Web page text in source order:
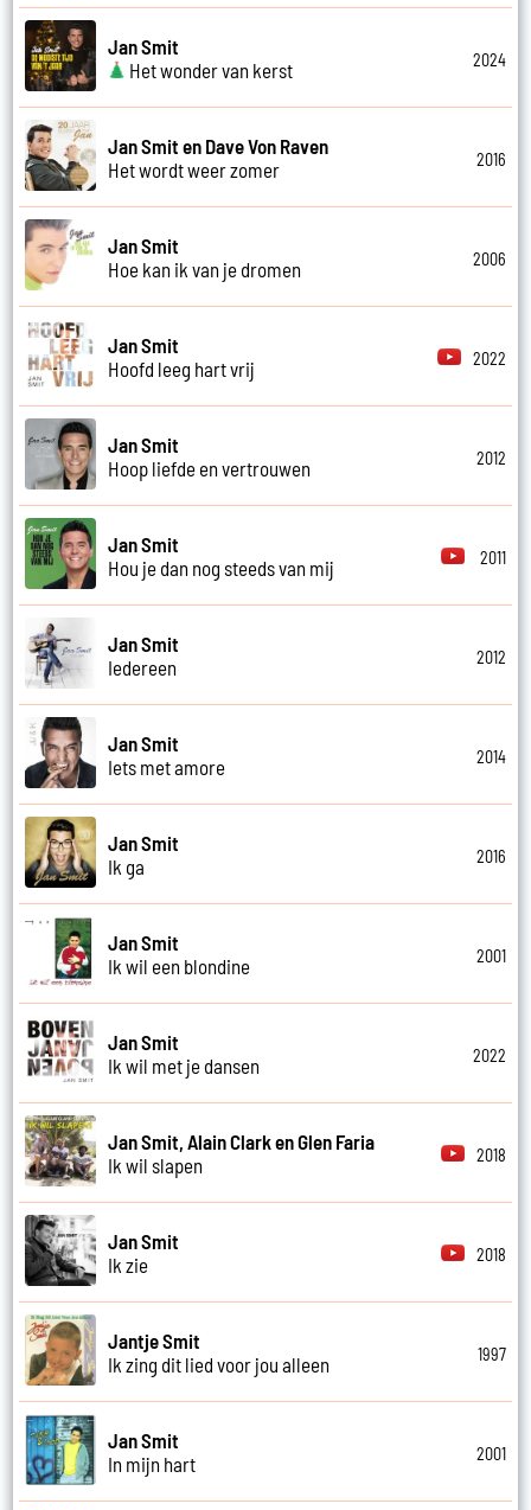
Jan Smit
Het wonder van kerst
2024
Jan Smit en Dave Von Raven
Het wordt weer zomer
2016
Jan Smit
Hoe kan ik van je dromen
2006
Jan Smit
Hoofd leeg hart vrij
2022
Jan Smit
Hoop liefde en vertrouwen
2012
Jan Smit
Hou je dan nog steeds van mij
2011
Jan Smit
Iedereen
2012
Jan Smit
Iets met amore
2014
Jan Smit
Ik ga
2016
Jan Smit
Ik wil een blondine
2001
Jan Smit
Ik wil met je dansen
2022
Jan Smit, Alain Clark en Glen Faria
Ik wil slapen
2018
Jan Smit
Ik zie
2018
Jantje Smit
Ik zing dit lied voor jou alleen
1997
Jan Smit
In mijn hart
2001